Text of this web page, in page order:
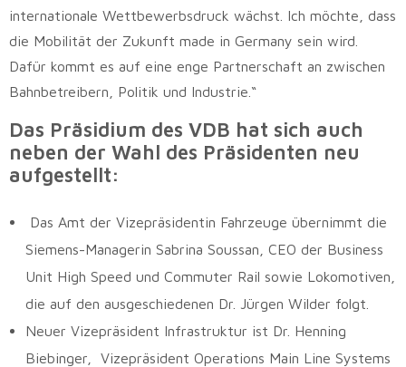
internationale Wettbewerbsdruck wächst. Ich möchte, dass
die Mobilität der Zukunft made in Germany sein wird.
Dafür kommt es auf eine enge Partnerschaft an zwischen
Bahnbetreibern, Politik und Industrie.“
Das Präsidium des VDB hat sich auch
neben der Wahl des Präsidenten neu
aufgestellt:
Das Amt der Vizepräsidentin Fahrzeuge übernimmt die
Siemens-Managerin Sabrina Soussan, CEO der Business
Unit High Speed und Commuter Rail sowie Lokomotiven,
die auf den ausgeschiedenen Dr. Jürgen Wilder folgt.
Neuer Vizepräsident Infrastruktur ist Dr. Henning
Biebinger, Vizepräsident Operations Main Line Systems